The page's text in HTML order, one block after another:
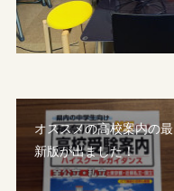
オススメの高校案内の最
新版が出ました！